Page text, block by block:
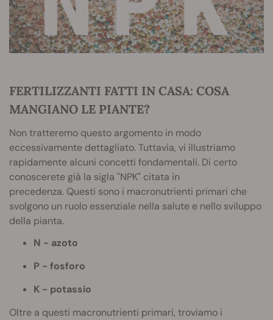
FERTILIZZANTI FATTI IN CASA: COSA
MANGIANO LE PIANTE?
Non tratteremo questo argomento in modo
eccessivamente dettagliato. Tuttavia, vi illustriamo
rapidamente alcuni concetti fondamentali. Di certo
conoscerete già la sigla "NPK" citata in
precedenza. Questi sono i macronutrienti primari che
svolgono un ruolo essenziale nella salute e nello sviluppo
della pianta.
N - azoto
P - fosforo
K - potassio
Oltre a questi macronutrienti primari, troviamo i